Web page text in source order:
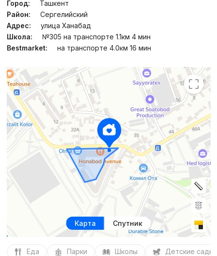
Город:
Ташкент
Район:
Сергелийский
Адрес:
улица Ханабад
Школа:
№305 на транспорте 1.1км 4 мин
Bestmarket:
на транспорте 4.0км 16 мин
Карта Спутник
Еда Парки Школы Детские сады